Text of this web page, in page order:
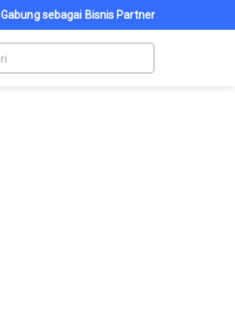
Gabung sebagai Bisnis Partner